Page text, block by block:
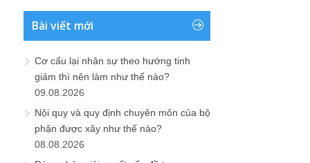
Bài viết mới
Cơ cấu lại nhân sự theo hướng tinh
giảm thì nên làm như thế nào?
09.08.2026
Nội quy và quy định chuyên môn của bộ
phận được xây như thế nào?
08.08.2026